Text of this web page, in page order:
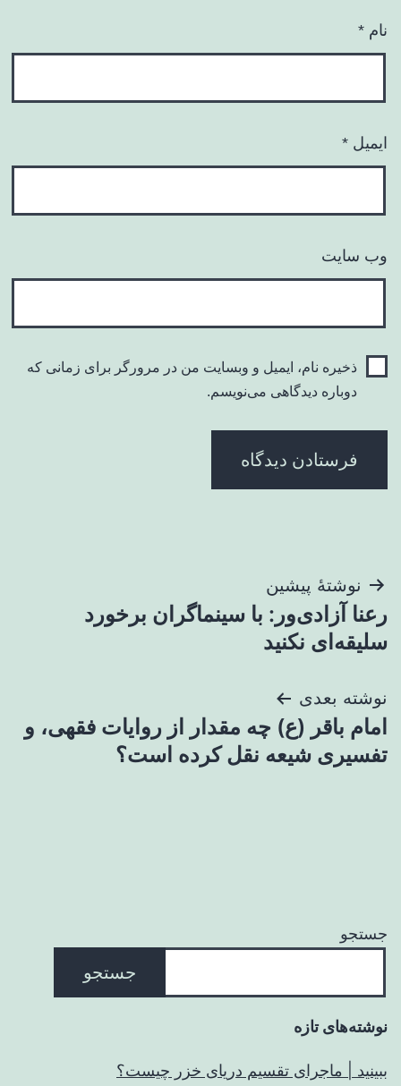
نام *
ایمیل *
وب‌ سایت
ذخیره نام، ایمیل و وبسایت من در مرورگر برای زمانی که
دوباره دیدگاهی می‌نویسم.
راهبری
نوشته
نوشتهٔ پیشین
رعنا آزادی‌ور: با سینماگران برخورد
سلیقه‌ای نکنید
نوشته بعدی
امام باقر (ع) چه مقدار از روایات فقهی، و
تفسیری شیعه نقل کرده است؟
جستجو
جستجو
نوشته‌های تازه
ببینید | ماجرای تقسیم دریای خزر چیست؟